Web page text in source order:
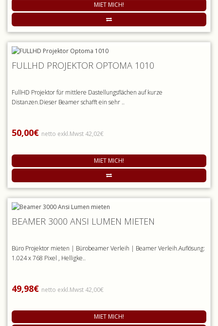
MIET MICH!
FULLHD PROJEKTOR OPTOMA 1010
FullHD Projektor für mittlere Dastellungsflächen auf kurze
Distanzen.Dieser Beamer schafft ein sehr ..
50,00€ netto exkl.Mwst 42,02€
MIET MICH!
BEAMER 3000 ANSI LUMEN MIETEN
Büro Projektor mieten | Bürobeamer Verleih | Beamer Verleih.Auflösung:
1.024 x 768 Pixel , Helligke..
49,98€ netto exkl.Mwst 42,00€
MIET MICH!